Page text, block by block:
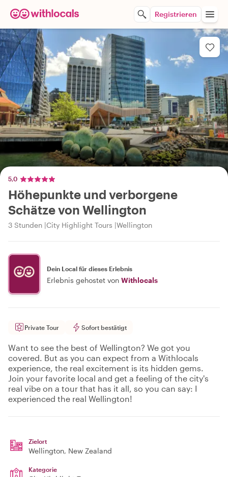
Registrieren
5,0
Höhepunkte und verborgene
Schätze von Wellington
3 Stunden City Highlight Tours Wellington
Dein Local für dieses Erlebnis
Erlebnis gehostet von Withlocals
Private Tour Sofort bestätigt
Want to see the best of Wellington? We got you
covered. But as you can expect from a Withlocals
experience, the real excitement is its hidden gems.
Join your favorite local and get a feeling of the city's
real vibe on a tour that has it all, so you can say: I
experienced the real Wellington!
Zielort
Wellington, New Zealand
Kategorie